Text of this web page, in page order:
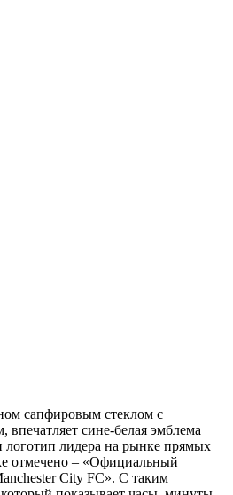
сапфировым стеклом с
сине-белая эмблема
логотип лидера на рынке прямых
отмечено – «Официальный
City FC». С таким